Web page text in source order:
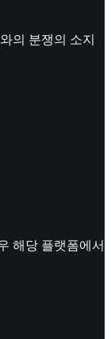
의 분쟁의 소지
해당 플랫폼에서